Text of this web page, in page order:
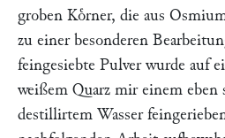
groben Koͤrner, die aus
zu einer besonderen
feingesiebte Pulver wurde auf
weißem Quarz mir einem
destillirtem Wasser